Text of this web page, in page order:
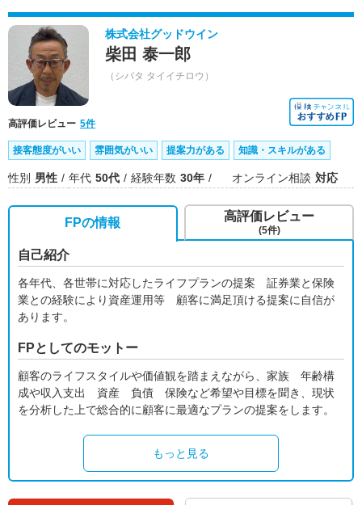
株式会社グッドウイン
柴田 泰一郎
（シバタ タイイチロウ）
高評価レビュー 5件
接客態度がいい 雰囲気がいい 提案力がある 知識・スキルがある
性別 男性 年代 50代 経験年数 30年 オンライン相談 対応
FPの情報
自己紹介
各年代、各世帯に対応したライフプランの提案 証券業と保険
業との経験により資産運用等 顧客に満足頂ける提案に自信が
あります。
FPとしてのモットー
顧客のライフスタイルや価値観を踏まえながら、家族 年齢構
成や収入支出 資産 負債 保険など希望や目標を聞き、現状
を分析した上で総合的に顧客に最適なプランの提案をします。
もっと見る
高評価レビュー
(5件)